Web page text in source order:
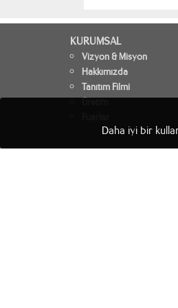
KURUMSAL
Vizyon & Misyon
Hakkımızda
Tanıtım Filmi
Daha iyi bir